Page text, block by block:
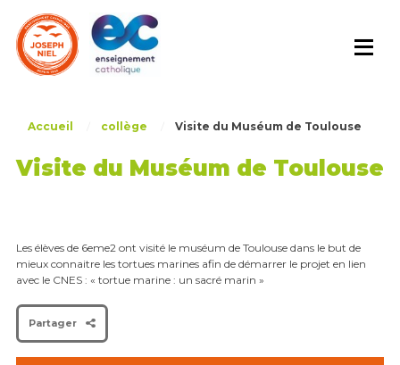
contentAccueil collège Visite du Muséum de Toulouse
Visite du Muséum de Toulouse
Les élèves de 6eme2 ont visité le muséum de Toulouse dans le but de
mieux connaitre les tortues marines afin de démarrer le projet en lien
avec le CNES : « tortue marine : un sacré marin »
Partager